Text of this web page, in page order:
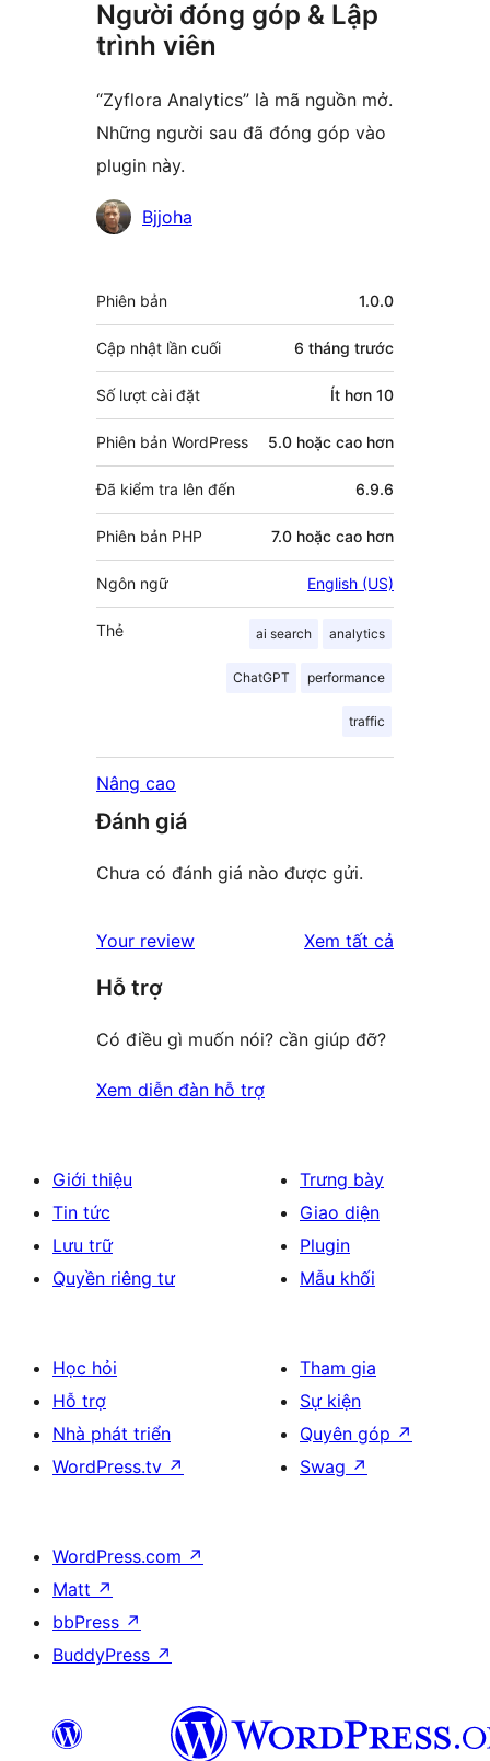
Người đóng góp & Lập
trình viên
“Zyflora Analytics” là mã nguồn mở.
Những người sau đã đóng góp vào
plugin này.
Những
góp
Bjjoha
Meta
Phiên bản 1.0.0
Cập nhật lần cuối 6 tháng trước
Số lượt cài đặt Ít hơn 10
Phiên bản WordPress 5.0 hoặc cao hơn
Đã kiểm tra lên đến 6.9.6
Phiên bản PHP 7.0 hoặc cao hơn
Ngôn ngữ English (US)
Thẻ ai search analytics
ChatGPT performance
traffic
Nâng cao
Đánh giá
Chưa có đánh giá nào được gửi.
Your review Xem tất cả
Hỗ trợ
Có điều gì muốn nói? cần giúp đỡ?
Xem diễn đàn hỗ trợ
Giới thiệu
Tin tức
Lưu trữ
Quyền riêng tư
Trưng bày
Giao diện
Plugin
Mẫu khối
Học hỏi
Hỗ trợ
Nhà phát triển
WordPress.tv ↗
Tham gia
Sự kiện
Quyên góp ↗
Swag ↗
WordPress.com ↗
Matt ↗
bbPress ↗
BuddyPress ↗